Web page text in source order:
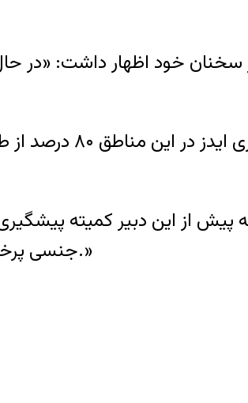
خود اظهار داشت: «در
از این دبیر کمیته پیشگیری
جنسی پرخطر در ایران را دو برابر گذشته عنوان کرد و گفت: «اکنون در موج سوم بیماری ایدز قرار داریم.»